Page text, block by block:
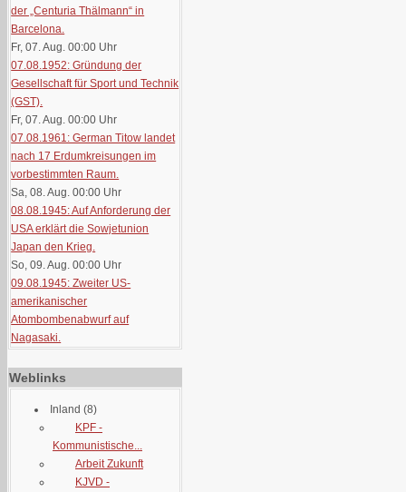
der „Centuria Thälmann“ in
Barcelona.
Fr, 07. Aug. 00:00 Uhr
07.08.1952: Gründung der
Gesellschaft für Sport und Technik
(GST).
Fr, 07. Aug. 00:00 Uhr
07.08.1961: German Titow landet
nach 17 Erdumkreisungen im
vorbestimmten Raum.
Sa, 08. Aug. 00:00 Uhr
08.08.1945: Auf Anforderung der
USA erklärt die Sowjetunion
Japan den Krieg.
So, 09. Aug. 00:00 Uhr
09.08.1945: Zweiter US-
amerikanischer
Atombombenabwurf auf
Nagasaki.
Weblinks
Inland (8)
KPF -
Kommunistische...
Arbeit Zukunft
KJVD -